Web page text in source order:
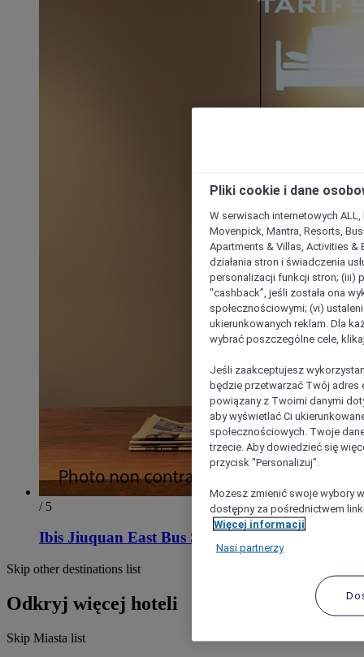
/ 5
Ibis Jiuquan East Bus Station
Skip other destinations list
Odkryj więcej hoteli
Skip Miasta list
Pliki cookie i dane
W serwisach internetowych
Movenpick, Mantra, Resorts,
Apartments & Villas, Activities &
działania stron i świadczenia
personalizacji funkcji stron; (iii)
"cashback”, jeśli została ona
społecznościowymi; (vi)
ukierunkowanych reklam. Dla
wybrać poszczególne cele,
Jeśli zaakceptujesz
będzie przetwarzać Twój adres
powiązany z Twoimi danymi
aby wyświetlać Ci
społecznościowych. Twoje
trzecie. Aby dowiedzieć się
przycisk "Personalizuj”.
Możesz zmienić swoje wybory
dostępny za pośrednictwem
Więcej informacji
Nasi partnerzy